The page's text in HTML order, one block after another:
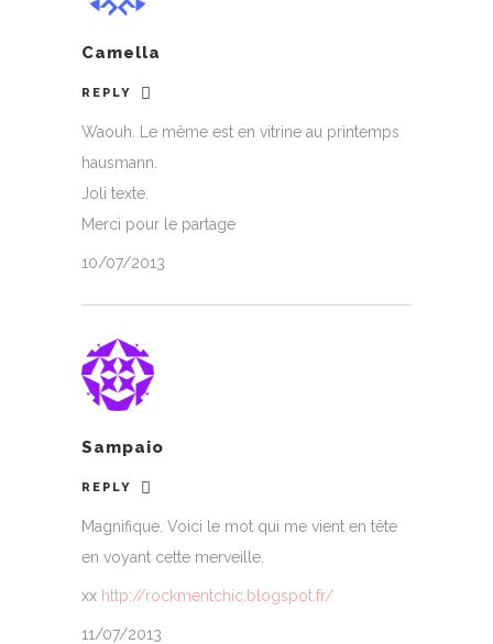
Camella
REPLY
Waouh. Le même est en vitrine au printemps
hausmann.
Joli texte.
Merci pour le partage
10/07/2013
Sampaio
REPLY
Magnifique. Voici le mot qui me vient en tête
en voyant cette merveille.
xx http://rockmentchic.blogspot.fr/
11/07/2013